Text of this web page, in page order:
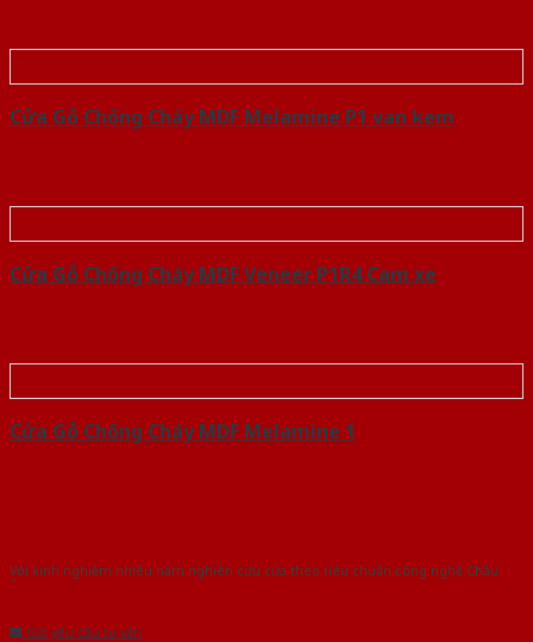
Cửa Gỗ Chống Cháy MDF Melamine P1 van kem
Cửa Gỗ Chống Cháy MDF Veneer P1R4 Cam xe
Cửa Gỗ Chống Cháy MDF Melamine 1
Với kinh nghiệm nhiêu năm nghiên cứu cửa theo tiêu chuẩn công nghệ Châu
Gửi yêu cầu tư vấn